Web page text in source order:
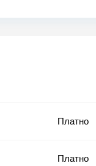
Платно
Платно